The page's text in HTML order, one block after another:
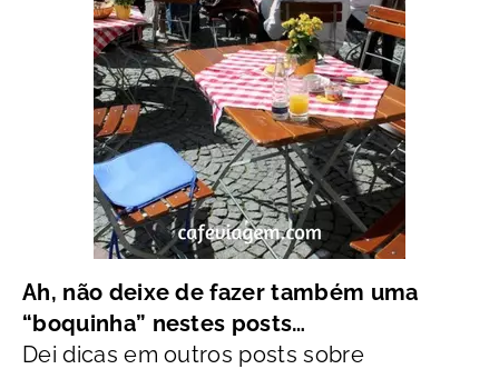
Ah, não deixe de fazer também uma
“boquinha” nestes posts…
Dei dicas em outros posts sobre